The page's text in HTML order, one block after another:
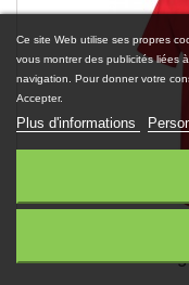
Tee-shirt
Ce site Web utilise ses propres
vous montrer des publicités liées
navigation. Pour donner votre
Accepter.
Plus d'informations